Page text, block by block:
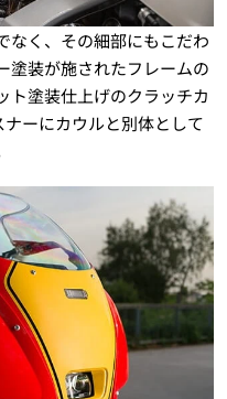
なく、その細部にもこだわ
塗装が施されたフレームの
ト塗装仕上げのクラッチカ
ーにカウルと別体として